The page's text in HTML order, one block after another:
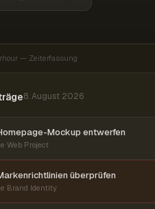
— Zeiterfassung
8. August 2026
Mockup entwerfen
Web Project
überprüfen
Brand Identity